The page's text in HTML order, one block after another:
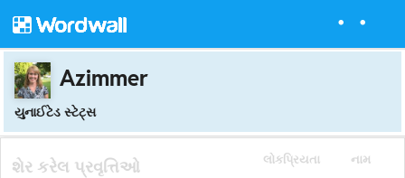
Azimmer
યુનાઈટેડ સ્ટેટ્સ
લોકપ્રિયતા નામ
શેર કરેલ પ્રવૃત્તિઓ